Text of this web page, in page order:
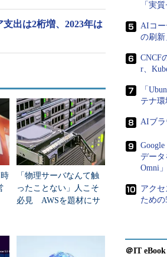
出は2桁増、2023年は
「物理サーバなんて触
ったことない」人こそ
必見 AWSを題材にサ
書籍150ページ
「実
AIコー
の刷新
CNCF
r、
「
テナ
AIブラ
データ
Omni
アク
ための
＠IT eBook